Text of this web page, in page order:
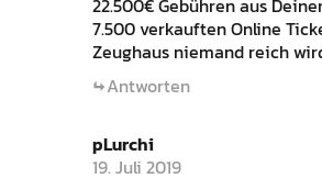
22.500€ Gebühren aus
7.500 verkauften Online
Zeughaus niemand reich
Antworten
pLurchi
19. Juli 2019